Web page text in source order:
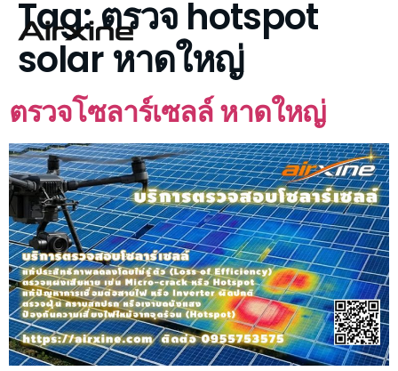
Tag:ตรวจ hotspot
solar หาดใหญ่
ตรวจโซลาร์เซลล์ หาดใหญ่